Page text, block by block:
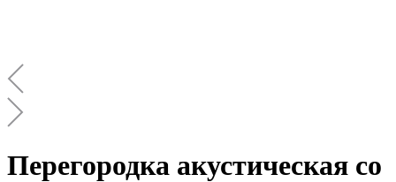
Перегородка акустическая со